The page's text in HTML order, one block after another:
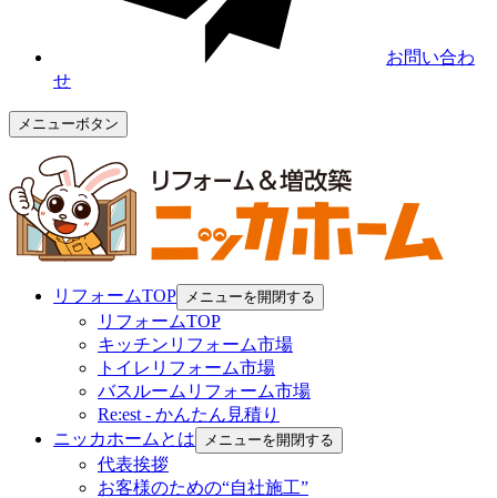
お問い合わ
せ
メニューボタン
リフォームTOP メニューを開閉する
リフォームTOP
キッチンリフォーム市場
トイレリフォーム市場
バスルームリフォーム市場
Re:est - かんたん見積り
ニッカホームとは
メニューを開閉する
代表挨拶
お客様のための“自社施工”